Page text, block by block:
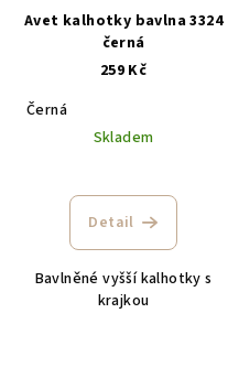
Avet kalhotky bavlna 3324
černá
259 Kč
Černá
Skladem
Detail
Bavlněné vyšší kalhotky s
krajkou